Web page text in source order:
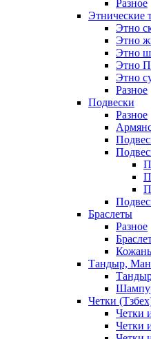
Разное
Этнические
Этно
Этно
Этно
Этно
Этно
Разное
Подвески
Разное
Браслеты
Разное
Тандыр,
Четки
Четки
Четки